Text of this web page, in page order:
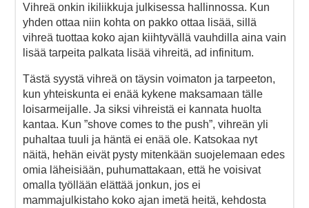
Vihreä onkin ikiliikkuja julkisessa hallinnossa. Kun
yhden ottaa niin kohta on pakko ottaa lisää, sillä
vihreä tuottaa koko ajan kiihtyvällä vauhdilla aina vain
lisää tarpeita palkata lisää vihreitä, ad infinitum.
Tästä syystä vihreä on täysin voimaton ja tarpeeton,
kun yhteiskunta ei enää kykene maksamaan tälle
loisarmeijalle. Ja siksi vihreistä ei kannata huolta
kantaa. Kun ”shove comes to the push”, vihreän yli
puhaltaa tuuli ja häntä ei enää ole. Katsokaa nyt
näitä, hehän eivät pysty mitenkään suojelemaan edes
omia läheisiään, puhumattakaan, että he voisivat
omalla työllään elättää jonkun, jos ei
mammajulkistaho koko ajan imetä heitä, kehdosta